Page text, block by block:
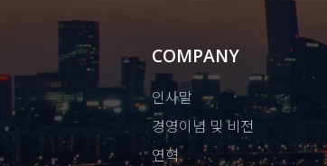
COMPANY
인사말
경영이념 및 비전
연혁